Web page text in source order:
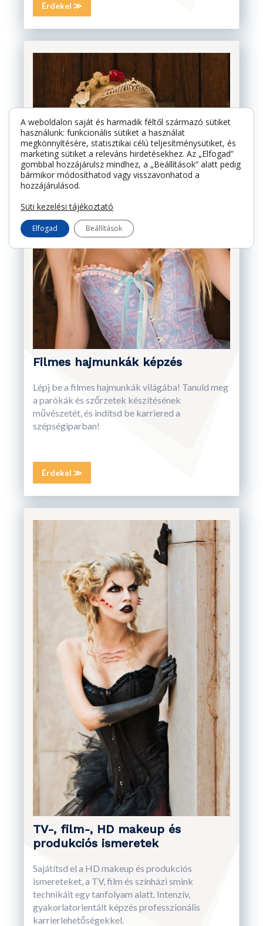
Érdekel ≫
Filmes hajmunkák képzés
Lépj be a filmes hajmunkák világába! Tanuld meg
a parókák és szőrzetek készítésének
művészetét, és indítsd be karriered a
szépségiparban!
Érdekel ≫
TV-, film-, HD makeup és
produkciós ismeretek
Sajátítsd el a HD makeup és produkciós
ismereteket, a TV, film és színházi smink
technikáit egy tanfolyam alatt. Intenzív,
gyakorlatorientált képzés professzionális
karrierlehetőségekkel.
A weboldalon saját és harmadik féltől származó sütiket
használunk: funkcionális sütiket a használat
megkönnyítésére, statisztikai célú teljesítménysütiket, és
marketing sütiket a releváns hirdetésekhez. Az „Elfogad”
gombbal hozzájárulsz mindhez, a „Beállítások” alatt pedig
bármikor módosíthatod vagy visszavonhatod a
hozzájárulásod.
Süti kezelési tájékoztató
Elfogad Beállítások